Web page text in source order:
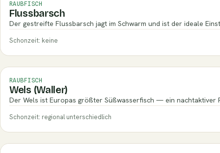
RAUBFISCH
Flussbarsch
Der gestreifte Flussbarsch jagt im Schwarm und ist der ideale
Schonzeit: keine
RAUBFISCH
Wels (Waller)
Der Wels ist Europas größter Süßwasserfisch — ein nachtaktiver
Schonzeit: regional unterschiedlich